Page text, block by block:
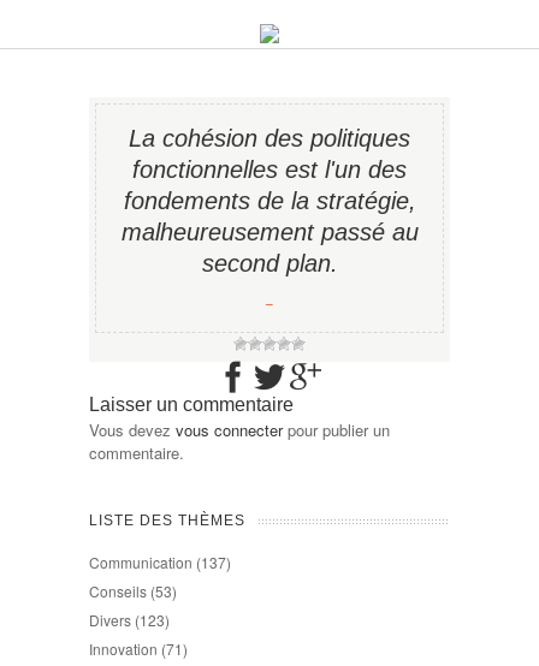
La cohésion des politiques
fonctionnelles est l'un des
fondements de la stratégie,
malheureusement passé au
second plan.
−
Laisser un commentaire
Vous devez vous connecterpour publier un
commentaire.
LISTE DES THÈMES
Communication (137)
Conseils (53)
Divers (123)
Innovation (71)